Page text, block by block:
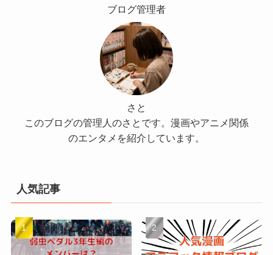
ブログ管理者
さと
このブログの管理人のさとです。漫画やアニメ関係
のエンタメを紹介しています。
人気記事